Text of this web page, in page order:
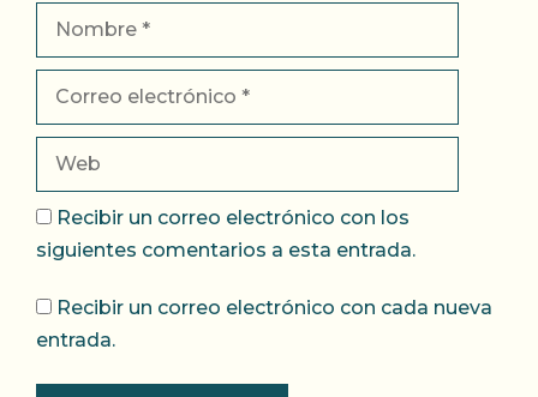
electrónico
Recibir un correo electrónico con los
siguientes comentarios a esta entrada.
Recibir un correo electrónico con cada nueva
entrada.